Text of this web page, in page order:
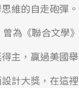
維的自走砲彈。
為《聯合文學》
主，贏過美國舉
計大獎，在這裡